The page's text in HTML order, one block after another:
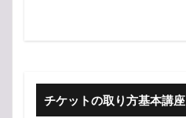
チケットの取り方基本講座